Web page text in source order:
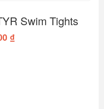
Swim Tights
₫